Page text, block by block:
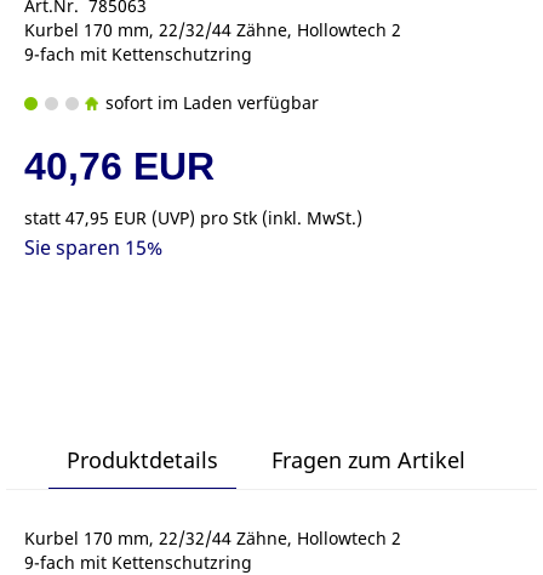
Art.Nr. 785063
Kurbel 170 mm, 22/32/44 Zähne, Hollowtech 2
9-fach mit Kettenschutzring
sofort im Laden verfügbar
40,76 EUR
statt 47,95 EUR (UVP) pro Stk (inkl. MwSt.)
Sie sparen 15%
Produktdetails Fragen zum Artikel
Kurbel 170 mm, 22/32/44 Zähne, Hollowtech 2
9-fach mit Kettenschutzring